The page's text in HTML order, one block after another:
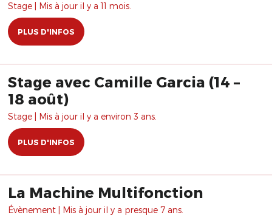
Stage | Mis à jour il y a 11 mois.
PLUS D'INFOS
Stage avec Camille Garcia (14 –
18 août)
Stage | Mis à jour il y a environ 3 ans.
PLUS D'INFOS
La Machine Multifonction
Évènement | Mis à jour il y a presque 7 ans.